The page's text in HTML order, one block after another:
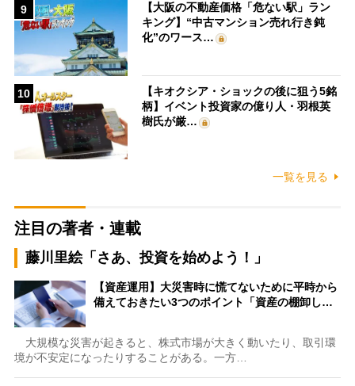
9
【大阪の不動産価格「危ない駅」ラン
キング】“中古マンション売れ行き鈍
化”のワース…
10
【キオクシア・ショックの後に狙う5銘
柄】イベント投資家の億り人・羽根英
樹氏が厳…
一覧を見る
注目の著者・連載
藤川里絵「さあ、投資を始めよう！」
【資産運用】大災害時に慌てないために平時から
備えておきたい3つのポイント「資産の棚卸し…
大規模な災害が起きると、株式市場が大きく動いたり、取引環
境が不安定になったりすることがある。一方…